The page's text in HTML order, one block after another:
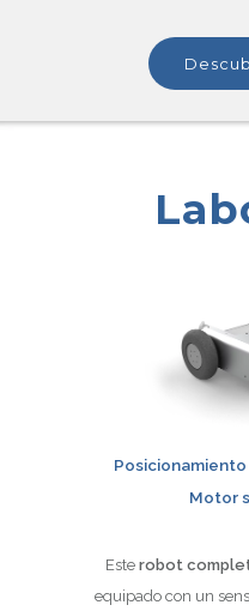
Posicionamiento
Motor
Este robot
equipado con un